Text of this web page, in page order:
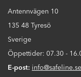
Antennvägen 10
135 48 Tyresö
Sverige
Öppettider: 07.30 -
E-post: info@safeline.se